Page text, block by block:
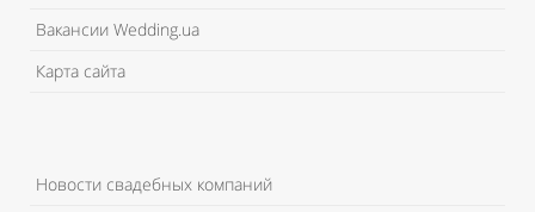
Вакансии Wedding.ua
Карта сайта
Новости свадебных компаний